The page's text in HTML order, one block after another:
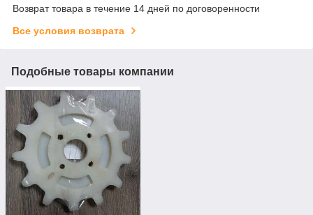
Возврат товара в течение 14 дней по договоренности
Все условия возврата
Подобные товары компании